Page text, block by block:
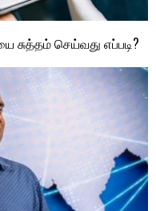
சுத்தம் செய்வது எப்படி?